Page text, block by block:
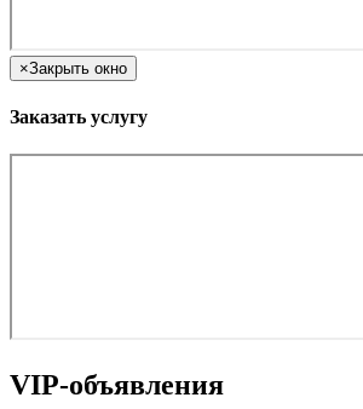
×Закрыть окно
Заказать услугу
VIP-объявления